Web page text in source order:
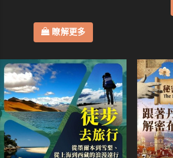
瞭解更多